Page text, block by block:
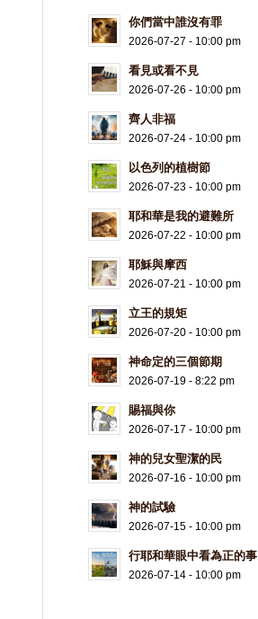
你們當中誰沒有罪
2026-07-27 - 10:00 pm
看見或看不見
2026-07-26 - 10:00 pm
齊人非福
2026-07-24 - 10:00 pm
以色列的植樹節
2026-07-23 - 10:00 pm
耶和華是我的避難所
2026-07-22 - 10:00 pm
耶穌與摩西
2026-07-21 - 10:00 pm
立王的規矩
2026-07-20 - 10:00 pm
神命定的三個節期
2026-07-19 - 8:22 pm
賜福與你
2026-07-17 - 10:00 pm
神的兒女聖潔的民
2026-07-16 - 10:00 pm
神的試驗
2026-07-15 - 10:00 pm
行耶和華眼中看為正的事
2026-07-14 - 10:00 pm